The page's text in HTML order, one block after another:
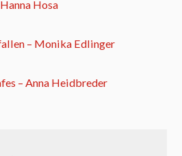
Hosa
– Monika Edlinger
– Anna Heidbreder